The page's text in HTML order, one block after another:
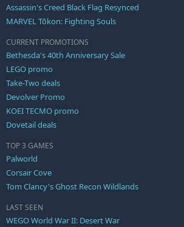
Assassin's Creed Black Flag Resynced
MARVEL Tōkon: Fighting Souls
CURRENT PROMOTIONS
Bethesda's 40th Anniversary Sale
LEGO promo
Take-Two deals
Devolver Promo
KOEI TECMO promo
Dovetail deals
TOP 3 GAMES
Palworld
Corsair Cove
Tom Clancy's Ghost Recon Wildlands
LAST SEEN
WEGO World War II: Desert War